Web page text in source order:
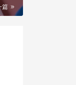
篇